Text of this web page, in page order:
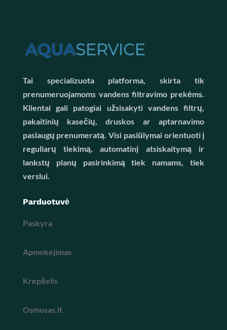
Tai specializuota platforma, skirta tik
prenumeruojamoms vandens filtravimo prekėms.
Klientai gali patogiai užsisakyti vandens filtrų,
pakaitinių kasečių, druskos ar aptarnavimo
paslaugų prenumeratą. Visi pasiūlymai orientuoti į
reguliarų tiekimą, automatinį atsiskaitymą ir
lankstų planų pasirinkimą tiek namams, tiek
verslui.
Parduotuvė
Paskyra
Apmokejimas
Krepšelis
Osmosas.lt